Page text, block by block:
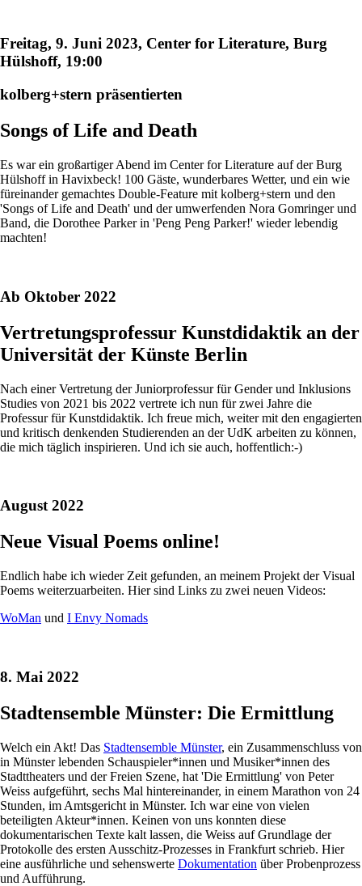
Freitag, 9. Juni 2023, Center for Literature, Burg
Hülshoff, 19:00
kolberg+stern präsentierten
Songs of Life and Death
Es war ein großartiger Abend im Center for Literature auf der Burg
Hülshoff in Havixbeck! 100 Gäste, wunderbares Wetter, und ein wie
füreinander gemachtes Double-Feature mit kolberg+stern und den
'Songs of Life and Death' und der umwerfenden Nora Gomringer und
Band, die Dorothee Parker in 'Peng Peng Parker!' wieder lebendig
machten!
Ab Oktober 2022
Vertretungsprofessur Kunstdidaktik an der
Universität der Künste Berlin
Nach einer Vertretung der Juniorprofessur für Gender und Inklusions
Studies von 2021 bis 2022 vertrete ich nun für zwei Jahre die
Professur für Kunstdidaktik. Ich freue mich, weiter mit den engagierten
und kritisch denkenden Studierenden an der UdK arbeiten zu können,
die mich täglich inspirieren. Und ich sie auch, hoffentlich:-)
August 2022
Neue Visual Poems online!
Endlich habe ich wieder Zeit gefunden, an meinem Projekt der Visual
Poems weiterzuarbeiten. Hier sind Links zu zwei neuen Videos:
WoMan und I Envy Nomads
8. Mai 2022
Stadtensemble Münster: Die Ermittlung
Welch ein Akt! Das Stadtensemble Münster, ein Zusammenschluss von
in Münster lebenden Schauspieler*innen und Musiker*innen des
Stadttheaters und der Freien Szene, hat 'Die Ermittlung' von Peter
Weiss aufgeführt, sechs Mal hintereinander, in einem Marathon von 24
Stunden, im Amtsgericht in Münster. Ich war eine von vielen
beteiligten Akteur*innen. Keinen von uns konnten diese
dokumentarischen Texte kalt lassen, die Weiss auf Grundlage der
Protokolle des ersten Ausschitz-Prozesses in Frankfurt schrieb. Hier
eine ausführliche und sehenswerte Dokumentation über Probenprozess
und Aufführung.